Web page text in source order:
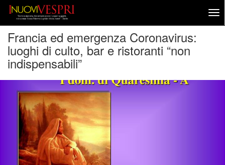
Francia ed emergenza Coronavirus:
luoghi di culto, bar e ristoranti “non
indispensabili”